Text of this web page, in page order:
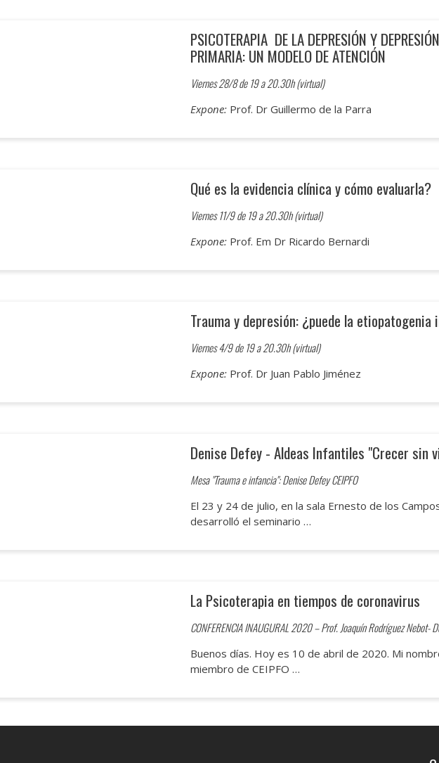
PSICOTERAPIA DE LA DEPRESIÓN Y
PRIMARIA: UN MODELO DE ATENCIÓN
Viernes 28/8 de 19 a 20.30h (virtual)
Expone: Prof. Dr Guillermo de la Parra
Qué es la evidencia clínica y cómo evaluarla?
Viernes 11/9 de 19 a 20.30h (virtual)
Expone: Prof. Em Dr Ricardo Bernardi
Trauma y depresión: ¿puede la
Viernes 4/9 de 19 a 20.30h (virtual)
Expone: Prof. Dr Juan Pablo Jiménez
Denise Defey - Aldeas Infantiles "Crecer sin
Mesa "Trauma e infancia": Denise Defey CEIPFO
El 23 y 24 de julio, en la sala Ernesto de los
desarrolló el seminario …
La Psicoterapia en tiempos de coronavirus
CONFERENCIA INAUGURAL 2020 – Prof. Joaquín Rodríguez Nebot-
Buenos días. Hoy es 10 de abril de 2020. Mi
miembro de CEIPFO …